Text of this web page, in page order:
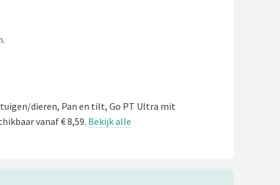
dieren, Pan en tilt, Go PT Ultra mit
vanaf € 8,59. Bekijk alle